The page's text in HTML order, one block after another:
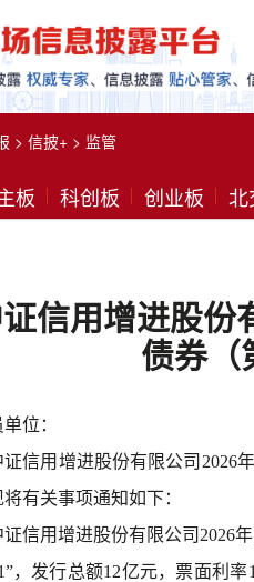
> 信披+ > 监管
板 科创板 创业板 北
信用增进股
债券（
位：
证信用增进股份有限公司 2026
有关事项通知如下：
证信用增进股份有限公司 2026
，发行总额12亿元，票面利